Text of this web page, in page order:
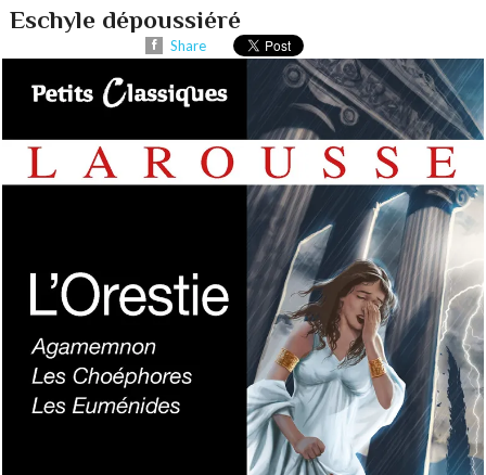
Eschyle dépoussiéré
Share